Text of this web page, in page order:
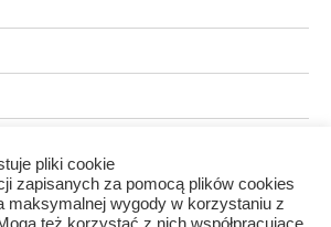
pliki cookie
zapisanych za pomocą plików cookies
maksymalnej wygody w korzystaniu z